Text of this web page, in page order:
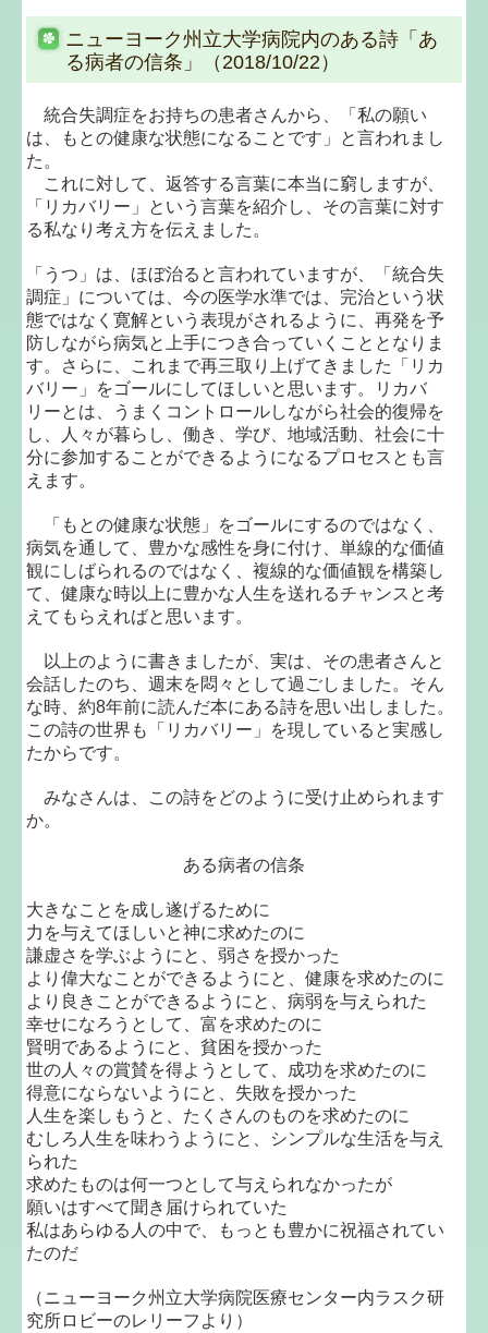
ニューヨーク州立大学病院内のある詩「あ
る病者の信条」（2018/10/22）
統合失調症をお持ちの患者さんから、「私の願い
は、もとの健康な状態になることです」と言われまし
た。
これに対して、返答する言葉に本当に窮しますが、
「リカバリー」という言葉を紹介し、その言葉に対す
る私なり考え方を伝えました。
「うつ」は、ほぼ治ると言われていますが、「統合失
調症」については、今の医学水準では、完治という状
態ではなく寛解という表現がされるように、再発を予
防しながら病気と上手につき合っていくこととなりま
す。さらに、これまで再三取り上げてきました「リカ
バリー」をゴールにしてほしいと思います。リカバ
リーとは、うまくコントロールしながら社会的復帰を
し、人々が暮らし、働き、学び、地域活動、社会に十
分に参加することができるようになるプロセスとも言
えます。
「もとの健康な状態」をゴールにするのではなく、
病気を通して、豊かな感性を身に付け、単線的な価値
観にしばられるのではなく、複線的な価値観を構築し
て、健康な時以上に豊かな人生を送れるチャンスと考
えてもらえればと思います。
以上のように書きましたが、実は、その患者さんと
会話したのち、週末を悶々として過ごしました。そん
な時、約8年前に読んだ本にある詩を思い出しました。
この詩の世界も「リカバリー」を現していると実感し
たからです。
みなさんは、この詩をどのように受け止められます
か。
ある病者の信条
大きなことを成し遂げるために
力を与えてほしいと神に求めたのに
謙虚さを学ぶようにと、弱さを授かった
より偉大なことができるようにと、健康を求めたのに
より良きことができるようにと、病弱を与えられた
幸せになろうとして、富を求めたのに
賢明であるようにと、貧困を授かった
世の人々の賞賛を得ようとして、成功を求めたのに
得意にならないようにと、失敗を授かった
人生を楽しもうと、たくさんのものを求めたのに
むしろ人生を味わうようにと、シンプルな生活を与え
られた
求めたものは何一つとして与えられなかったが
願いはすべて聞き届けられていた
私はあらゆる人の中で、もっとも豊かに祝福されてい
たのだ
（ニューヨーク州立大学病院医療センター内ラスク研
究所ロビーのレリーフより）